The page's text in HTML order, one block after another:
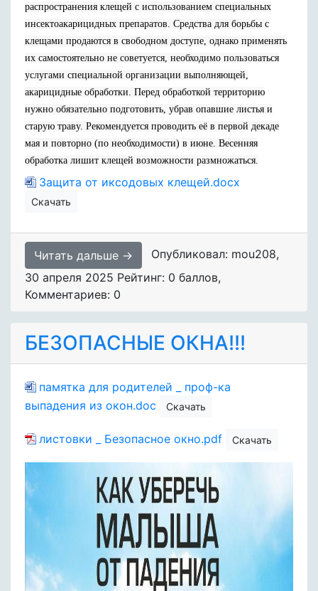
распространения клещей с использованием специальных
инсектоакарицидных препаратов. Средства для борьбы с
клещами продаются в свободном доступе, однако применять
их самостоятельно не советуется, необходимо пользоваться
услугами специальной организации выполняющей,
акарицидные обработки. Перед обработкой территорию
нужно обязательно подготовить, убрав опавшие листья и
старую траву. Рекомендуется проводить её в первой декаде
мая и повторно (по необходимости) в июне. Весенняя
обработка лишит клещей возможности размножаться.
Защита от иксодовых клещей.docx
Скачать
Читать дальше → Опубликовал: mou208,
30 апреля 2025 Рейтинг: 0 баллов,
Комментариев: 0
БЕЗОПАСНЫЕ ОКНА!!!
памятка для родителей _ проф-ка
выпадения из окон.doc
Скачать
листовки _ Безопасное окно.pdf Скачать